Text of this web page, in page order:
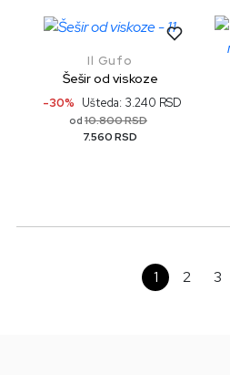
Il Gufo
Šešir od viskoze
-30% Ušteda: 3.240 RSD
od 10.800 RSD
7.560 RSD
1 2 3